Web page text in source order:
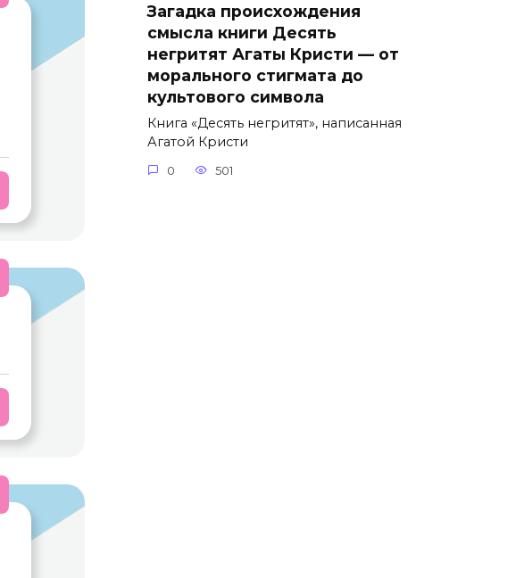
Загадка происхождения
смысла книги Десять
негритят Агаты Кристи — от
морального стигмата до
культового символа
Книга «Десять негритят», написанная
Агатой Кристи
0 501